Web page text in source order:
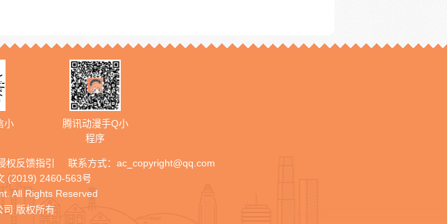
小
腾讯动漫手Q小
程序
权反馈指引 联系方式： ac_copyright@qq.com
(2019) 2460-563号
All Rights Reserved
司 版权所有